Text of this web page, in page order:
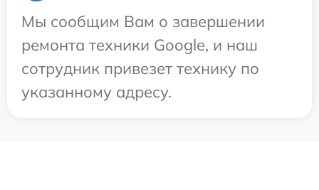
Мы сообщим Вам о завершении
ремонта техники Google, и наш
сотрудник привезет технику по
указанному адресу.